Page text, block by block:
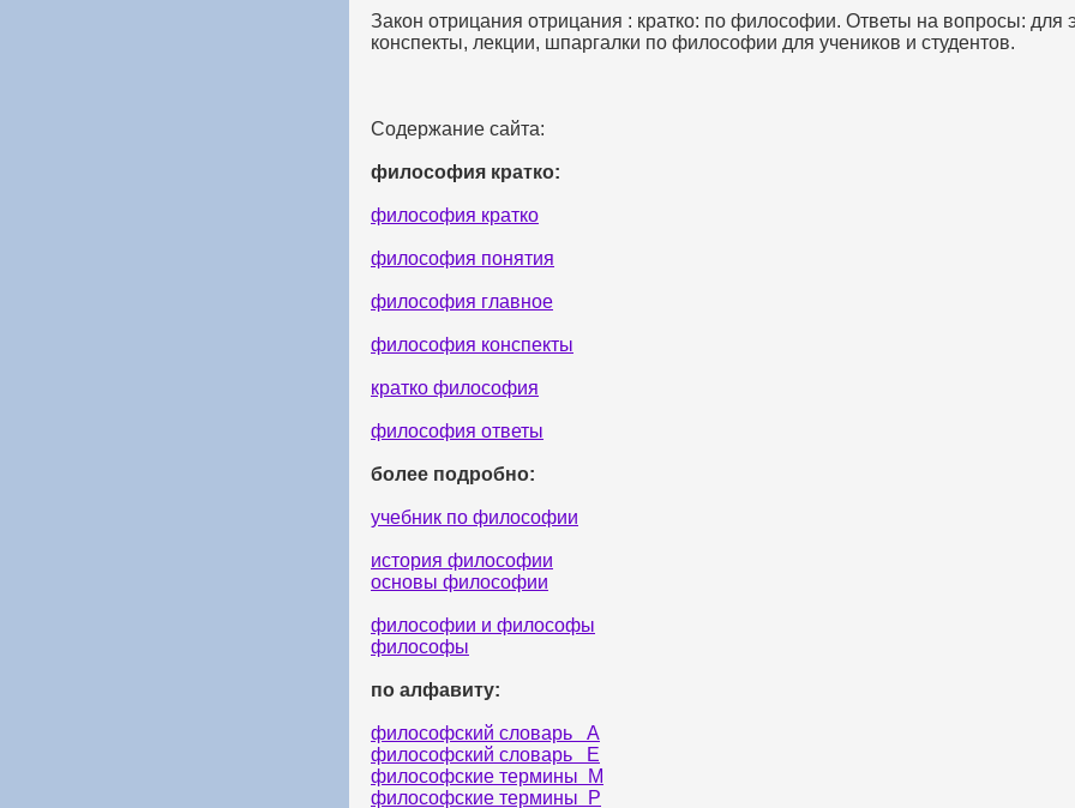
Закон отрицания отрицания : кратко: по философии. Ответы на вопросы: для
конспекты, лекции, шпаргалки по философии для учеников и студентов.
Содержание сайта:
философия кратко:
философия кратко
философия понятия
философия главное
философия конспекты
кратко философия
философия ответы
более подробно:
учебник по философии
история философии
основы философии
философии и философы
философы
по алфавиту:
философский словарь А
философский словарь Е
философские термины М
философские термины Р